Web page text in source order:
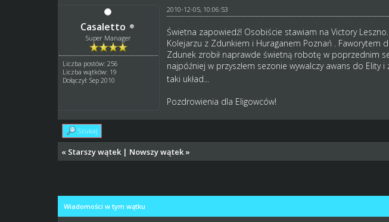
Casaletto
Super Manager
Liczba postów: 256
Liczba wątków: 19
Dołączył: Sep 2010
2010-12-05, 10:06:53
Świetna zapowiedź! Osobiście stawiam na Victory
Kolejarzu z Zdunkiem i Huraganem Poznań .
Zdunek zrobił naprawde świetną robotę w poprzednim
najpóźniej w przyszłem sezonie wywalczy awans do Elity
taki układ...
Pozdrowienia dla Eligowców!
Szukaj
« Starszy wątek | Nowszy wątek »
Wiadomości w tym wątku